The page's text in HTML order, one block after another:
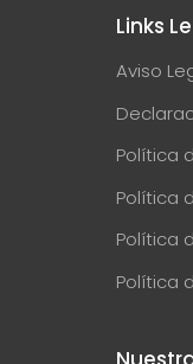
Links
Aviso
Política
Política
Política
Política